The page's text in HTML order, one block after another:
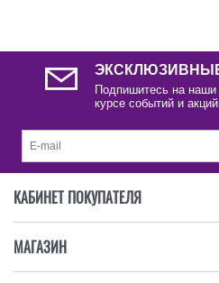
Подпишитесь на
курсе событий и
КАБИНЕТ ПОКУПАТЕЛЯ
МАГАЗИН